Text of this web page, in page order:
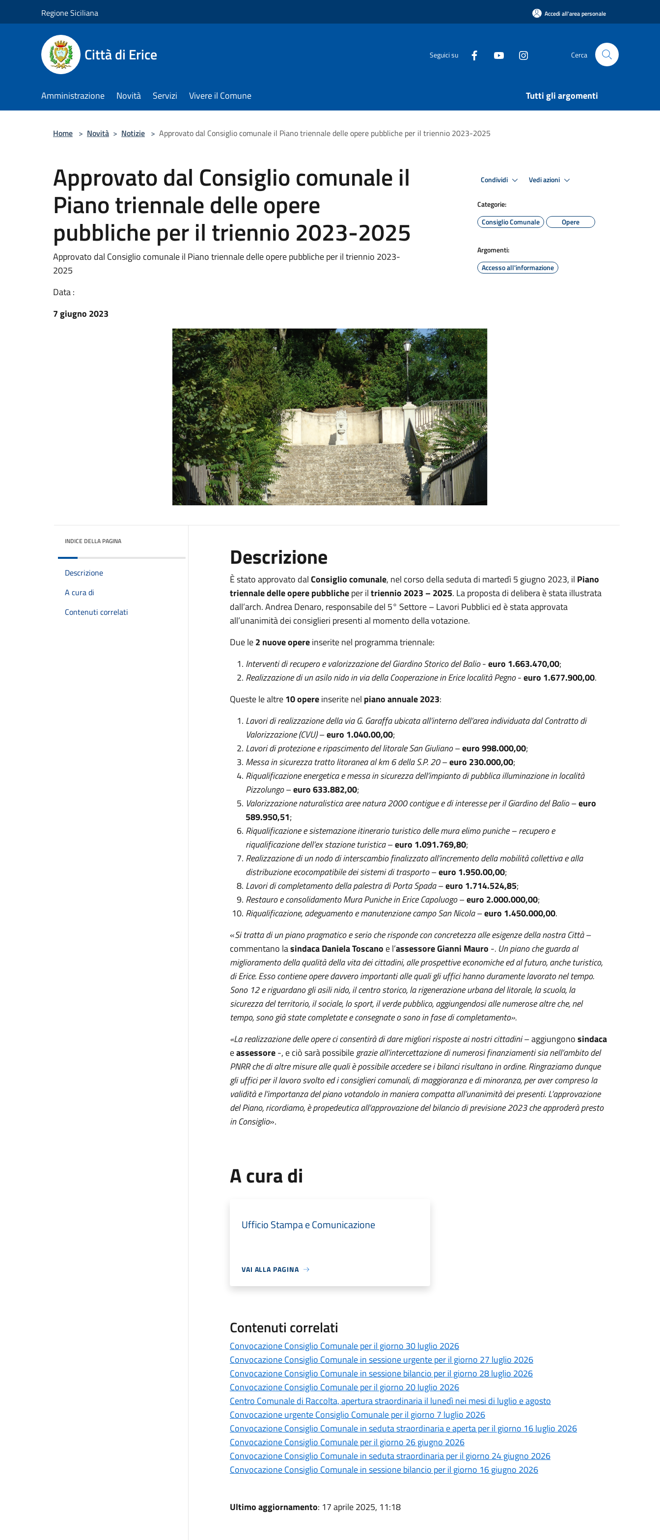
Regione Siciliana Accedi all'area personale
Città di Erice Seguici su Cerca
Amministrazione Novità Servizi Vivere il Comune Tutti gli argomenti
Home > Novità > Notizie > Approvato dal Consiglio comunale il Piano triennale delle opere pubbliche per il triennio 2023-2025
Approvato dal Consiglio comunale il
Piano triennale delle opere
pubbliche per il triennio 2023-2025
Approvato dal Consiglio comunale il Piano triennale delle opere pubbliche per il triennio 2023-
2025
Data :
7 giugno 2023
Condividi Vedi azioni
Categorie:
Consiglio Comunale
Opere
Argomenti:
Accesso all'informazione
INDICE DELLA PAGINA
Descrizione
A cura di
Contenuti correlati
Descrizione
È stato approvato dalConsiglio comunale, nel corso della seduta di martedì 5 giugno 2023, il Piano
triennale delle opere pubblicheper iltriennio 2023 – 2025. La proposta di delibera è stata illustrata
dall’arch. Andrea Denaro, responsabile del 5° Settore – Lavori Pubblici ed è stata approvata
all’unanimità dei consiglieri presenti al momento della votazione.
Due le2 nuove opereinserite nel programma triennale:
Interventi di recupero e valorizzazione del Giardino Storico del Balio-euro 1.663.470,00;
Realizzazione di un asilo nido in via della Cooperazione in Erice località Pegno-euro 1.677.900,00.
Queste le altre10 opereinserite nel piano annuale 2023:
Lavori di realizzazione della via G. Garaffa ubicata all’interno dell’area individuata dal Contratto di
Valorizzazione (CVU)–euro 1.040.00,00;
Lavori di protezione e ripascimento del litorale San Giuliano–euro 998.000,00;
Messa in sicurezza tratto litoranea al km 6 della S.P. 20–euro 230.000,00;
Riqualificazione energetica e messa in sicurezza dell’impianto di pubblica illuminazione in località
Pizzolungo–euro 633.882,00;
Valorizzazione naturalistica aree natura 2000 contigue e di interesse per il Giardino del Balio–euro
589.950,51;
Riqualificazione e sistemazione itinerario turistico delle mura elimo puniche – recupero e
riqualificazione dell’ex stazione turistica–euro 1.091.769,80;
Realizzazione di un nodo di interscambio finalizzato all’incremento della mobilità collettiva e alla
distribuzione ecocompatibile dei sistemi di trasporto–euro 1.950.00,00;
Lavori di completamento della palestra di Porta Spada–euro 1.714.524,85;
Restauro e consolidamento Mura Puniche in Erice Capoluogo–euro 2.000.000,00;
Riqualificazione, adeguamento e manutenzione campo San Nicola–euro 1.450.000,00.
«Si tratta di un piano pragmatico e serio che risponde con concretezza alle esigenze della nostra Città–
commentano lasindaca Daniela Toscano e l’assessore Gianni Mauro -. Un piano che guarda al
miglioramento della qualità della vita dei cittadini, alle prospettive economiche ed al futuro, anche turistico,
di Erice. Esso contiene opere davvero importanti alle quali gli uffici hanno duramente lavorato nel tempo.
Sono 12 e riguardano gli asili nido, il centro storico, la rigenerazione urbana del litorale, la scuola, la
sicurezza del territorio, il sociale, lo sport, il verde pubblico, aggiungendosi alle numerose altre che, nel
tempo, sono già state completate e consegnate o sono in fase di completamento».
«La realizzazione delle opere ci consentirà di dare migliori risposte ai nostri cittadini– aggiungonosindaca
eassessore-, e ciò sarà possibilegrazie all’intercettazione di numerosi finanziamenti sia nell’ambito del
PNRR che di altre misure alle quali è possibile accedere se i bilanci risultano in ordine. Ringraziamo dunque
gli uffici per il lavoro svolto ed i consiglieri comunali, di maggioranza e di minoranza, per aver compreso la
validità e l’importanza del piano votandolo in maniera compatta all’unanimità dei presenti. L’approvazione
del Piano, ricordiamo, è propedeutica all’approvazione del bilancio di previsione 2023 che approderà presto
in Consiglio».
A cura di
Ufficio Stampa e Comunicazione
VAI ALLA PAGINA
Contenuti correlati
Convocazione Consiglio Comunale per il giorno 30 luglio 2026
Convocazione Consiglio Comunale in sessione urgente per il giorno 27 luglio 2026
Convocazione Consiglio Comunale in sessione bilancio per il giorno 28 luglio 2026
Convocazione Consiglio Comunale per il giorno 20 luglio 2026
Centro Comunale di Raccolta, apertura straordinaria il lunedì nei mesi di luglio e agosto
Convocazione urgente Consiglio Comunale per il giorno 7 luglio 2026
Convocazione Consiglio Comunale in seduta straordinaria e aperta per il giorno 16 luglio 2026
Convocazione Consiglio Comunale per il giorno 26 giugno 2026
Convocazione Consiglio Comunale in seduta straordinaria per il giorno 24 giugno 2026
Convocazione Consiglio Comunale in sessione bilancio per il giorno 16 giugno 2026
Ultimo aggiornamento: 17 aprile 2025, 11:18